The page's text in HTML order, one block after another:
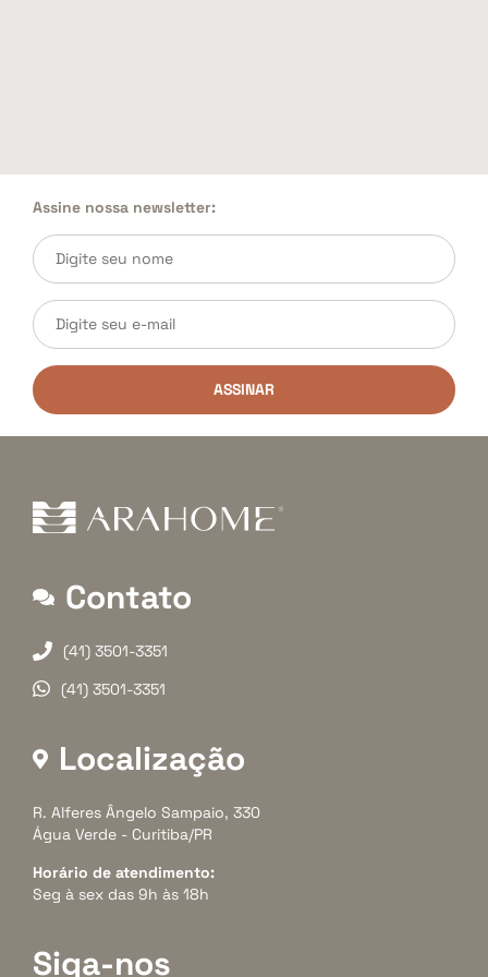
Assine nossa newsletter:
ASSINAR
Contato
(41) 3501-3351
(41) 3501-3351
Localização
R. Alferes Ângelo Sampaio, 330
Água Verde - Curitiba/PR
Horário de atendimento:
Seg à sex das 9h às 18h
Siga-nos